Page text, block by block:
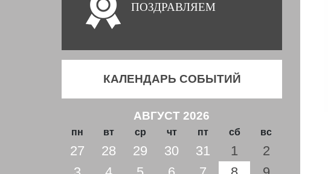
ПОЗДРАВЛЯЕМ
КАЛЕНДАРЬ СОБЫТИЙ
АВГУСТ 2026
пн вт ср чт пт сб вс
27 28 29 30 31 1
2